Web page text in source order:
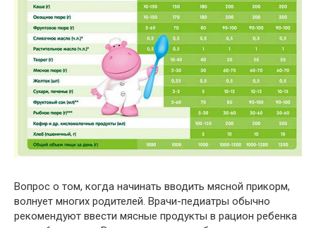
Вопрос о том, когда начинать вводить мясной прикорм,
волнует многих родителей. Врачи-педиатры обычно
рекомендуют ввести мясные продукты в рацион ребенка